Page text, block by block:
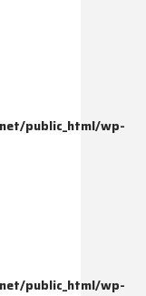
public_html/wp-
public_html/wp-